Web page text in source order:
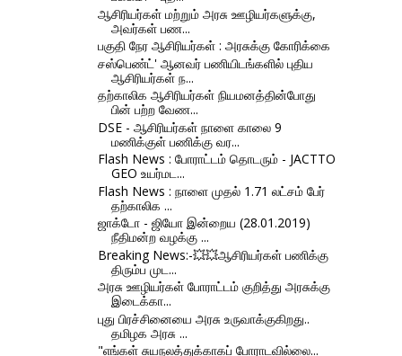
ஆசிரியர்கள் மற்றும் அரசு ஊழியர்களுக்கு,
அவர்கள் பண...
பகுதி நேர ஆசிரியர்கள் : அரசுக்கு கோரிக்கை
சஸ்பெண்ட்' ஆனவர் பணியிடங்களில் புதிய
ஆசிரியர்கள் ந...
தற்காலிக ஆசிரியர்கள் நியமனத்தின்போது
பின் பற்ற வேண...
DSE - ஆசிரியர்கள் நாளை காலை 9
மணிக்குள் பணிக்கு வர...
Flash News : போராட்டம் தொடரும் - JACTTO
GEO உயர்மட...
Flash News : நாளை முதல் 1.71 லட்சம் பேர்
தற்காலிக ...
ஜாக்டோ - ஜியோ இன்றைய (28.01.2019)
நீதிமன்ற வழக்கு ...
Breaking News:-💥💥ஆசிரியர்கள் பணிக்கு
திரும்ப முட...
அரசு ஊழியர்கள் போராட்டம் குறித்து அரசுக்கு
இடைக்கா...
புது பிரச்சினையை அரசு உருவாக்குகிறது..
தமிழக அரசு ...
"எங்கள் சுயநலத்துக்காகப் போராடவில்லை...